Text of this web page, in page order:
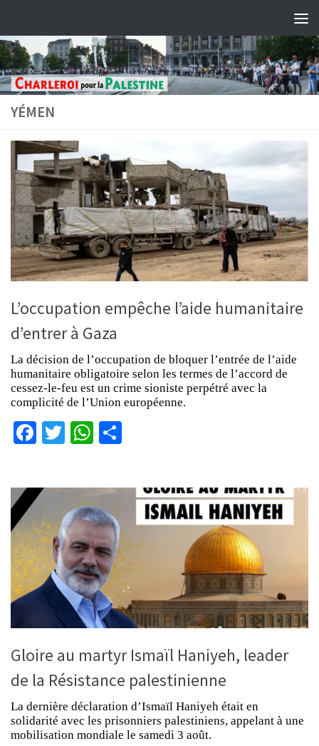
YÉMEN
L’occupation empêche l’aide humanitaire
d’entrer à Gaza
La décision de l’occupation de bloquer l’entrée de l’aide
humanitaire obligatoire selon les termes de l’accord de
cessez-le-feu est un crime sioniste perpétré avec la
complicité de l’Union européenne.
Facebook
TwitterWhatsApp
Gloire au martyr Ismaïl Haniyeh, leader
de la Résistance palestinienne
La dernière déclaration d’Ismaïl Haniyeh était en
solidarité avec les prisonniers palestiniens, appelant à une
mobilisation mondiale le samedi 3 août.